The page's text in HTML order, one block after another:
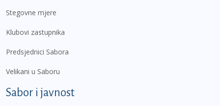
Stegovne mjere
Klubovi zastupnika
Predsjednici Sabora
Velikani u Saboru
Sabor i javnost